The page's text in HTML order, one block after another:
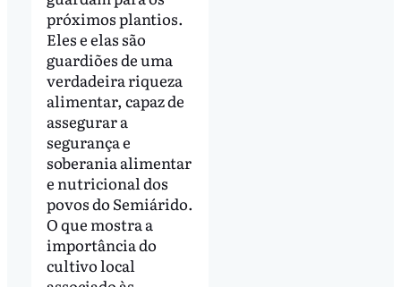
próximos plantios.
Eles e elas são
guardiões de uma
verdadeira riqueza
alimentar, capaz de
assegurar a
segurança e
soberania alimentar
e nutricional dos
povos do Semiárido.
O que mostra a
importância do
cultivo local